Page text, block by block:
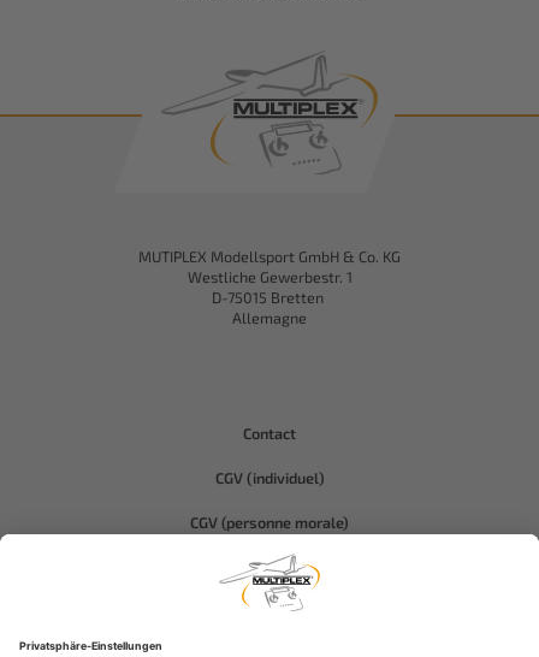
MUTIPLEX Modellsport GmbH & Co. KG
Westliche Gewerbestr. 1
D-75015 Bretten
Allemagne
Contact
CGV (individuel)
CGV (personne morale)
Protection des données
Compliance-Hitec